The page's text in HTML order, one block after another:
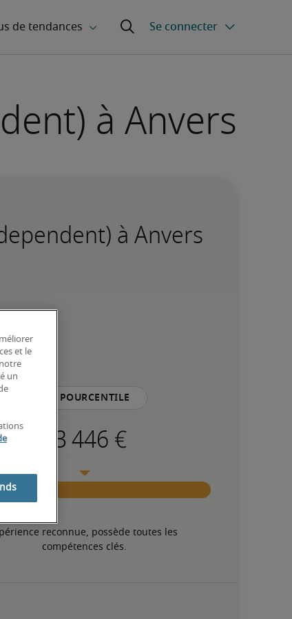
à Anvers
à Anvers
75e pourcentile
reconnue, possède toutes les
compétences clés.
et le
un